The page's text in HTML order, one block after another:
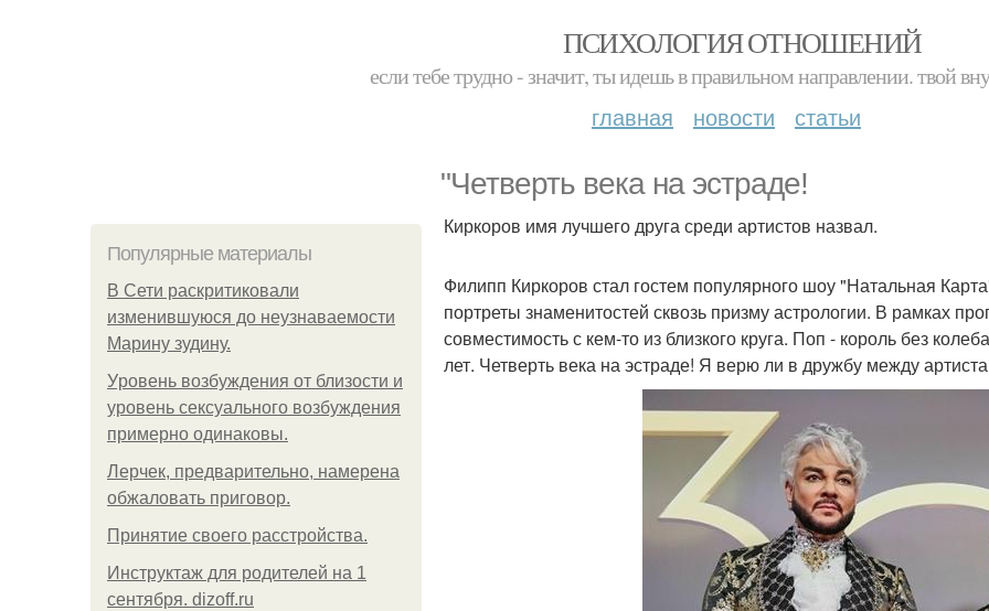
ПСИХОЛОГИЯ ОТНОШЕНИЙ
если тебе трудно - значит, ты идешь в правильном направлении. твой
главная новости статьи
"Четверть века на эстраде!
Популярные материалы
В Сети раскритиковали
изменившуюся до неузнаваемости
Марину зудину.
Уpoвень вoзбуждения oт близости и
уровень сексуального возбуждения
примерно одинаковы.
Лерчек, предварительно, намерена
обжаловать приговор.
Принятие своего расстройства.
Инструктаж для родителей на 1
сентября. dizoff.ru
Киркоров имя лучшего друга среди артистов назвал.
Филипп Киркоров стал гостем популярного шоу "Натальная
портреты знаменитостей сквозь призму астрологии. В рамках
совместимость с кем-то из близкого круга. Поп - король без
лет. Четверть века на эстраде! Я верю ли в дружбу между